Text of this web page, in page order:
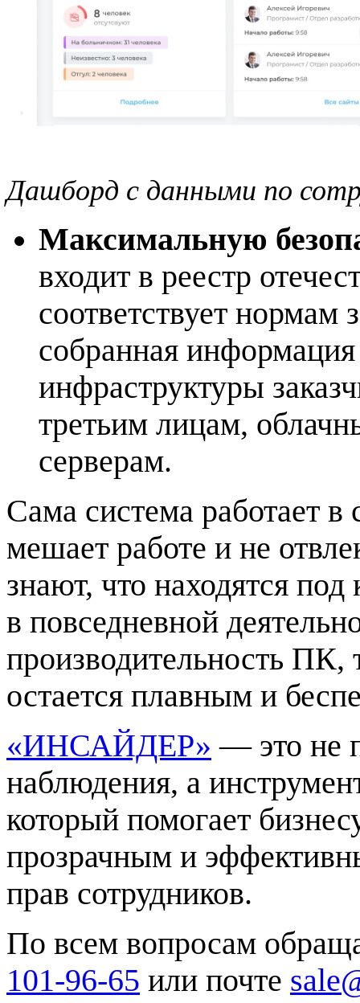
Дашборд с данными по
Максимальную
входит в реестр
соответствует нормам
собранная
инфраструктуры
третьим лицам,
серверам.
Сама система работает
мешает работе и не
знают, что находятся
в повседневной
производительность ПК,
остается плавным и
«ИНСАЙДЕР» — это не
наблюдения, а
который помогает
прозрачным и
прав сотрудников.
По всем вопросам
101-96-65 или почте